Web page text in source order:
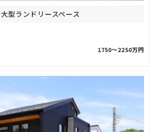
大型ランドリースペース
1750〜2250万円